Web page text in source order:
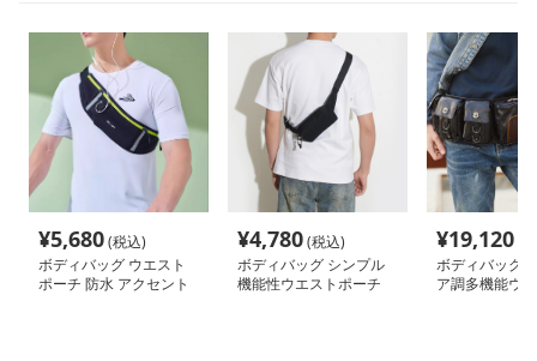
¥5,680(税込)
ボディバッグ ウエスト
ポーチ 防水 アクセント
¥4,780(税込)
ボディバッグ シンプル
機能性ウエストポーチ
¥19,120
ボディバッグ
ア調多機能ウ